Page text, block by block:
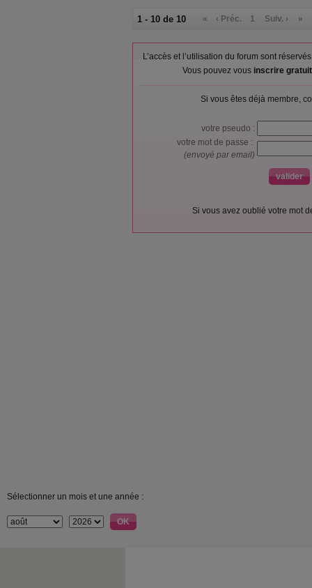
1 - 10 de 10 « ‹ Préc. 1 Suiv. › »
L’accès et l’utilisation du forum sont
Vous pouvez vous inscrire
Si vous êtes déjà membre,
votre pseudo :
votre mot de passe :
(envoyé par email)
Si vous avez oublié votre mot
Sélectionner un mois et une année :